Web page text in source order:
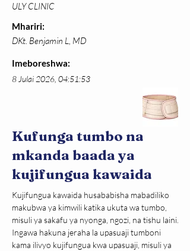
ULY CLINIC
Mhariri:
DKt. Benjamin L, MD
Imeboreshwa:
8 Julai 2026, 04:51:53
Kufunga tumbo na
mkanda baada ya
kujifungua kawaida
Kujifungua kawaida husababisha mabadiliko
makubwa ya kimwili katika ukuta wa tumbo,
misuli ya sakafu ya nyonga, ngozi, na tishu laini.
Ingawa hakuna jeraha la upasuaji tumboni
kama ilivyo kujifungua kwa upasuaji, misuli ya